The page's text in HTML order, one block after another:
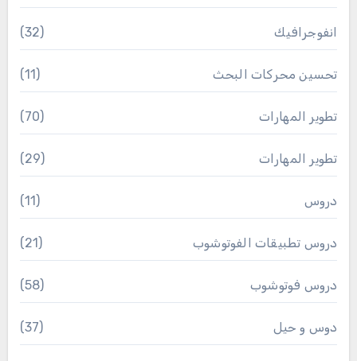
انفوجرافيك (32)
تحسين محركات البحث (11)
تطوير المهارات (70)
تطوير المهارات (29)
دروس (11)
دروس تطبيقات الفوتوشوب (21)
دروس فوتوشوب (58)
دوس و حيل (37)